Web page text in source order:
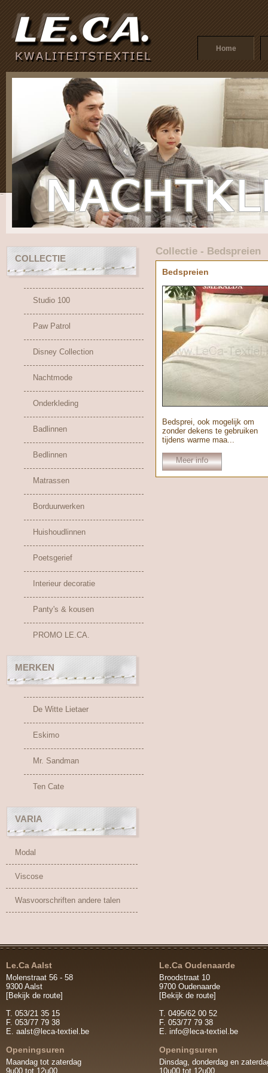
Home
COLLECTIE
Studio 100
Paw Patrol
Disney Collection
Nachtmode
Onderkleding
Badlinnen
Bedlinnen
Matrassen
Borduurwerken
Huishoudlinnen
Poetsgerief
Interieur decoratie
Panty's & kousen
PROMO LE.CA.
MERKEN
De Witte Lietaer
Eskimo
Mr. Sandman
Ten Cate
VARIA
Modal
Viscose
Wasvoorschriften andere talen
Collectie - Bedspreien
Bedspreien
Bedsprei, ook mogelijk om
zonder dekens te gebruiken
tijdens warme maa...
Meer info
Le.Ca Aalst
Molenstraat 56 - 58
9300 Aalst
[Bekijk de route]
T. 053/21 35 15
F. 053/77 79 38
E. aalst@leca-textiel.be
Openingsuren
Maandag tot zaterdag
9u00 tot 12u00
Le.Ca Oudenaarde
Broodstraat 10
9700 Oudenaarde
[Bekijk de route]
T. 0495/62 00 52
F. 053/77 79 38
E. info@leca-textiel.be
Openingsuren
Dinsdag, donderdag en
10u00 tot 12u00